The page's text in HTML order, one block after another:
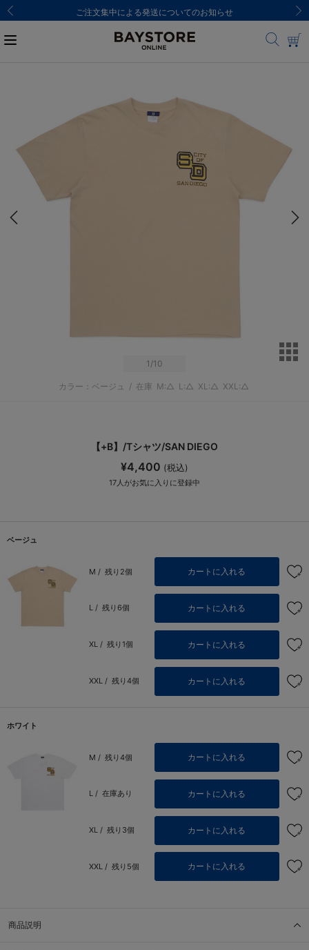
ご注文集中による発送についてのお知らせ
1 /10
カラー：ベージュ / 在庫 M:△ L:△ XL:△ XXL:△
【+B】/Tシャツ/SAN DIEGO
¥4,400 (税込)
17人がお気に入りに登録中
ベージュ
M / 残り2個 カートに入れる
L / 残り6個 カートに入れる
XL / 残り1個 カートに入れる
XXL / 残り4個 カートに入れる
ホワイト
M / 残り4個 カートに入れる
L / 在庫あり カートに入れる
XL / 残り3個 カートに入れる
XXL / 残り5個 カートに入れる
商品説明